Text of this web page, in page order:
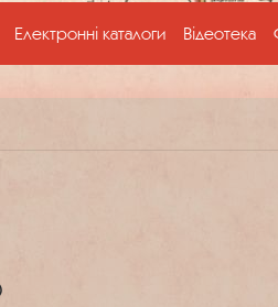
Електронні каталоги Відеотека